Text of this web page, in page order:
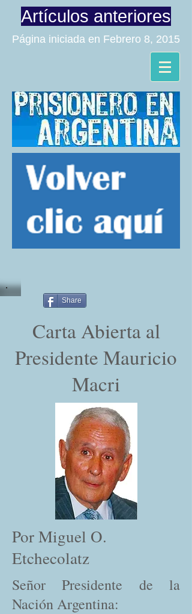
Artículos anteriores
Página iniciada en Febrero 8, 2015
Share
Carta Abierta al
Presidente Mauricio
Macri
Por Miguel O.
Etchecolatz
Señor Presidente de la
Nación Argentina: